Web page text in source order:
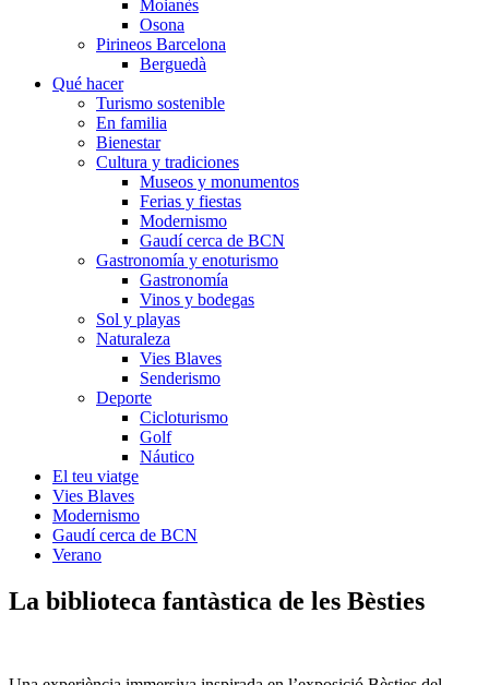
Moianès
Osona
Pirineos Barcelona
Berguedà
Qué hacer
Turismo sostenible
En familia
Bienestar
Cultura y tradiciones
Museos y monumentos
Ferias y fiestas
Modernismo
Gaudí cerca de BCN
Gastronomía y enoturismo
Gastronomía
Vinos y bodegas
Sol y playas
Naturaleza
Vies Blaves
Senderismo
Deporte
Cicloturismo
Golf
Náutico
El teu viatge
Vies Blaves
Modernismo
Gaudí cerca de BCN
Verano
La biblioteca fantàstica de les Bèsties